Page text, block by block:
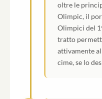
oltre le
Olimpic, il
Olimpici del
tratto
attivamente
cime, se lo